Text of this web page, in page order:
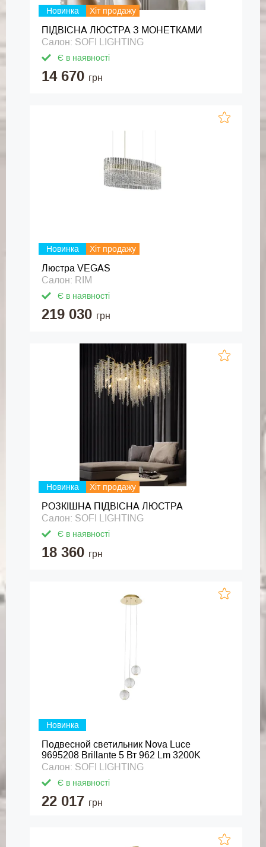
Новинка Хіт продажу
ПІДВІСНА ЛЮСТРА З МОНЕТКАМИ
Салон: SOFI LIGHTING
Є в наявності
14 670 грн
Новинка Хіт продажу
Люстра VEGAS
Салон: RIM
Є в наявності
219 030 грн
Новинка Хіт продажу
РОЗКІШНА ПІДВІСНА ЛЮСТРА
Салон: SOFI LIGHTING
Є в наявності
18 360 грн
Новинка
Подвесной светильник Nova Luce
9695208 Brillante 5 Вт 962 Lm 3200K
Салон: SOFI LIGHTING
Є в наявності
22 017 грн